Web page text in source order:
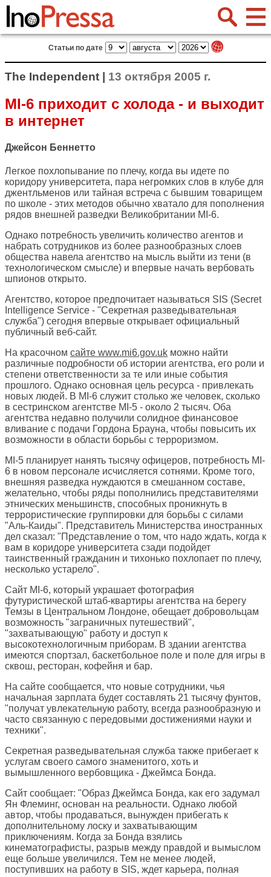
Статьи по дате
The Independent | 13 октября 2005 г.
MI-6 приходит с холода - и выходит
в интернет
Джейсон Беннетто
Легкое похлопывание по плечу, когда вы идете по
коридору университета, пара негромких слов в клубе для
джентльменов или тайная встреча с бывшим товарищем
по школе - этих методов обычно хватало для пополнения
рядов внешней разведки Великобритании MI-6.
Однако потребность увеличить количество агентов и
набрать сотрудников из более разнообразных слоев
общества навела агентство на мысль выйти из тени (в
технологическом смысле) и впервые начать вербовать
шпионов открыто.
Агентство, которое предпочитает называться SIS (Secret
Intelligence Service - "Секретная разведывательная
служба") сегодня впервые открывает официальный
публичный веб-сайт.
На красочном сайте www.mi6.gov.uk можно найти
различные подробности об истории агентства, его роли и
степени ответственности за те или иные события
прошлого. Однако основная цель ресурса - привлекать
новых людей. В MI-6 служит столько же человек, сколько
в сестринском агентстве MI-5 - около 2 тысяч. Оба
агентства недавно получили солидное финансовое
вливание с подачи Гордона Брауна, чтобы повысить их
возможности в области борьбы с терроризмом.
MI-5 планирует нанять тысячу офицеров, потребность MI-
6 в новом персонале исчисляется сотнями. Кроме того,
внешняя разведка нуждаются в смешанном составе,
желательно, чтобы ряды пополнились представителями
этнических меньшинств, способных проникнуть в
террористические группировки для борьбы с силами
"Аль-Каиды". Представитель Министерства иностранных
дел сказал: "Представление о том, что надо ждать, когда к
вам в коридоре университета сзади подойдет
таинственный гражданин и тихонько похлопает по плечу,
несколько устарело".
Сайт MI-6, который украшает фотография
футуристической штаб-квартиры агентства на берегу
Темзы в Центральном Лондоне, обещает добровольцам
возможность "заграничных путешествий",
"захватывающую" работу и доступ к
высокотехнологичным приборам. В здании агентства
имеются спортзал, баскетбольное поле и поле для игры в
сквош, ресторан, кофейня и бар.
На сайте сообщается, что новые сотрудники, чья
начальная зарплата будет составлять 21 тысячу фунтов,
"получат увлекательную работу, всегда разнообразную и
часто связанную с передовыми достижениями науки и
техники".
Секретная разведывательная служба также прибегает к
услугам своего самого знаменитого, хоть и
вымышленного вербовщика - Джеймса Бонда.
Сайт сообщает: "Образ Джеймса Бонда, как его задумал
Ян Флеминг, основан на реальности. Однако любой
автор, чтобы продаваться, вынужден прибегать к
дополнительному лоску и захватывающим
приключениям. Когда за Бонда взялись
кинематографисты, разрыв между правдой и вымыслом
еще больше увеличился. Тем не менее людей,
поступивших на работу в SIS, ждет карьера, полная